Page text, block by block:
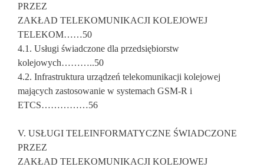
PRZEZ
ZAKŁAD TELEKOMUNIKACJI KOLEJOWEJ
TELEKOM……50
4.1. Usługi świadczone dla przedsiębiorstw
kolejowych………..50
4.2. Infrastruktura urządzeń telekomunikacji kolejowej
mających zastosowanie w systemach GSM-R i
ETCS……………56
V. USŁUGI TELEINFORMATYCZNE ŚWIADCZONE
PRZEZ
ZAKŁAD TELEKOMUNIKACJI KOLEJOWEJ